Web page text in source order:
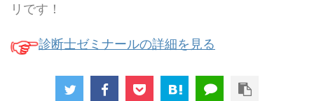
リです！
診断士ゼミナールの詳細を見る